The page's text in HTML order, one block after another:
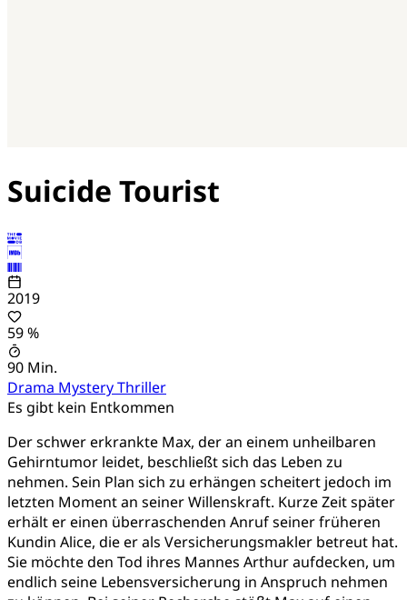
Suicide Tourist
2019
59 %
90 Min.
Drama MysteryThriller
Es gibt kein Entkommen
Der schwer erkrankte Max, der an einem unheilbaren
Gehirntumor leidet, beschließt sich das Leben zu
nehmen. Sein Plan sich zu erhängen scheitert jedoch im
letzten Moment an seiner Willenskraft. Kurze Zeit später
erhält er einen überraschenden Anruf seiner früheren
Kundin Alice, die er als Versicherungsmakler betreut hat.
Sie möchte den Tod ihres Mannes Arthur aufdecken, um
endlich seine Lebensversicherung in Anspruch nehmen